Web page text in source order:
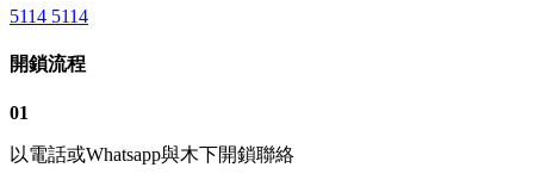
5114 5114
開鎖流程
01
以電話或Whatsapp與木下開鎖聯絡